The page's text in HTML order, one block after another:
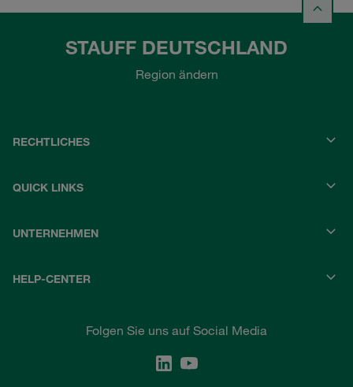
STAUFF DEUTSCHLAND
Region ändern
RECHTLICHES
QUICK LINKS
UNTERNEHMEN
HELP-CENTER
Folgen Sie uns auf Social Media